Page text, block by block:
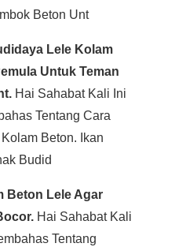
Beton Unt
Lele Kolam
Untuk Teman
Hai Sahabat Kali Ini
Tentang Cara
Beton. Ikan
Budid
Beton Lele Agar
Hai Sahabat Kali
Tentang